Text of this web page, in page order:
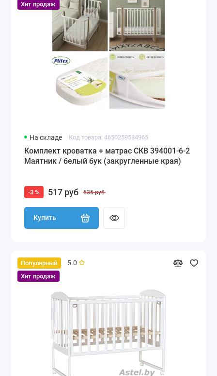
Хит продаж
На складе Код товара: 4650259584965
Комплект кроватка + матрас СКВ 394001-6-2
Маятник / белый бук (закругленные края)
-3 % 517 руб 535 руб
Купить
Популярный
Хит продаж
5.0